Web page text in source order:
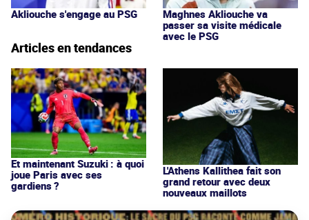
Akliouche s'engage au PSG
Maghnes Akliouche va
passer sa visite médicale
avec le PSG
Articles en tendances
Et maintenant Suzuki : à quoi
joue Paris avec ses
gardiens ?
L'Athens Kallithea fait son
grand retour avec deux
nouveaux maillots